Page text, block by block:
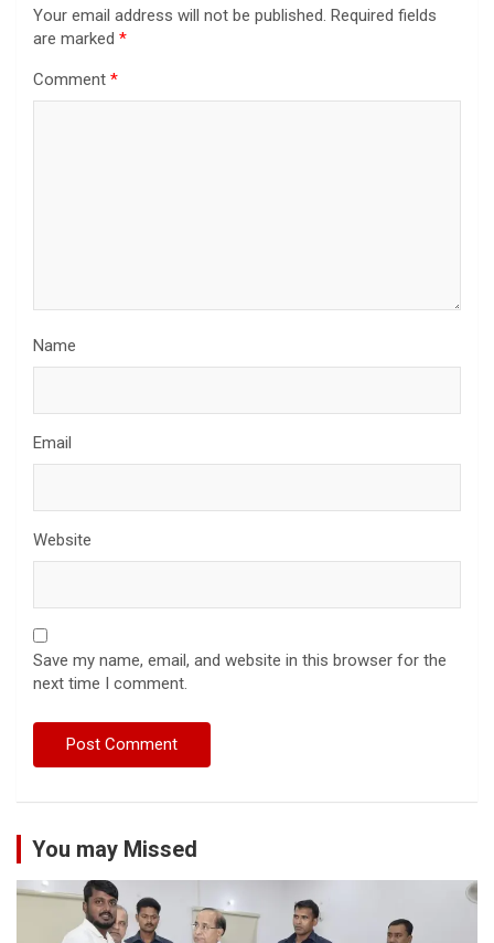
Your email address will not be published. Required fields
are marked *
Comment *
Name
Email
Website
Save my name, email, and website in this browser for the
next time I comment.
You may Missed